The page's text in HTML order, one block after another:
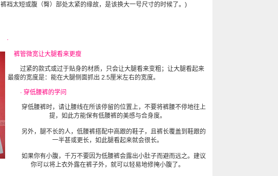
裤裆太短或腹（臀）部处太紧的缘故，是该换大一号尺寸的时候了。)
·
裤管微宽让大腿看来更瘦
过紧的款式或过于贴身的材质，只会让大腿看来变粗；让大腿看起来
最瘦的宽度是：能在大腿侧面抓出 2.5厘米左右的宽度。
· 穿低腰裤的学问
穿低腰裤时，请让腰线在所该停留的位置上，不要将裤腰不停地往上
提，如此方能保有低腰裤的美感与合身度。
另外，腿不长的人，低腰裤搭配中高跟的鞋子，且裤长覆盖到鞋跟的
一半甚或更长，如此腿看起来就会很长。
如果你有小腹，千万不要因为低腰裤会露出小肚子而避而远之。建议
你可以将上衣外露在裤子外，就可以轻易地修掩小腹了。